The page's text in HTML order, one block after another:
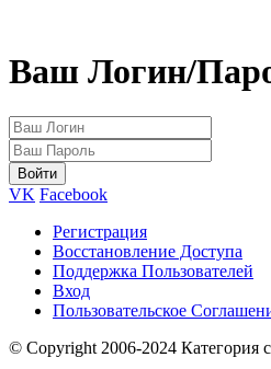
Ваш Логин/
VK Facebook
Регистрация
Восстановление Доступа
Поддержка Пользователей
Вход
Пользовательское
© Copyright 2006-2024 Категория